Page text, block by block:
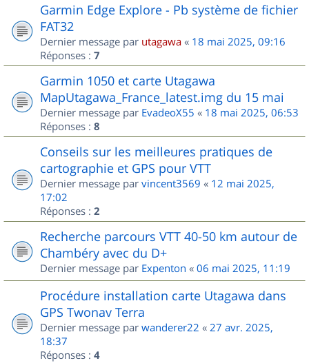
Garmin Edge Explore - Pb système de fichier
FAT32
Dernier message par utagawa « 18 mai 2025, 09:16
Réponses : 7
Garmin 1050 et carte Utagawa
MapUtagawa_France_latest.img du 15 mai
Dernier message par EvadeoX55 « 18 mai 2025, 06:53
Réponses : 8
Conseils sur les meilleures pratiques de
cartographie et GPS pour VTT
Dernier message par vincent3569 « 12 mai 2025,
17:02
Réponses : 2
Recherche parcours VTT 40-50 km autour de
Chambéry avec du D+
Dernier message par Expenton « 06 mai 2025, 11:19
Procédure installation carte Utagawa dans
GPS Twonav Terra
Dernier message par wanderer22 « 27 avr. 2025,
18:37
Réponses : 4